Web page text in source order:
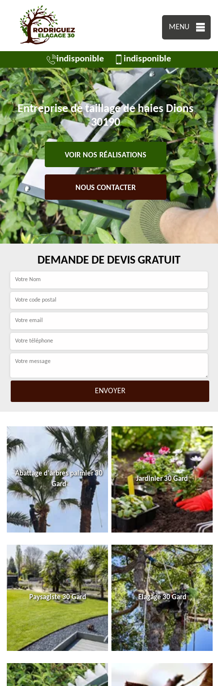
MENU
indisponible indisponible
Entreprise de taillage de haies Dions
30190
VOIR NOS RÉALISATIONS
NOUS CONTACTER
DEMANDE DE DEVIS GRATUIT
Abattage d'arbres palmier 30
Gard
Jardinier 30 Gard
Paysagiste 30 Gard Elagage 30 Gard